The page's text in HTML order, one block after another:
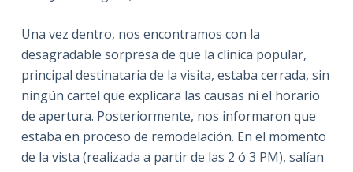
Una vez dentro, nos encontramos con la
desagradable sorpresa de que la clínica popular,
principal destinataria de la visita, estaba cerrada, sin
ningún cartel que explicara las causas ni el horario
de apertura. Posteriormente, nos informaron que
estaba en proceso de remodelación. En el momento
de la vista (realizada a partir de las 2 ó 3 PM), salían